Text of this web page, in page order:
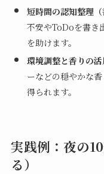
短時間の認知整理（
不安やToDoを書き
を助けます。
環境調整と香りの活
ーなどの穏やかな
得られます。
実践例：夜の
る）